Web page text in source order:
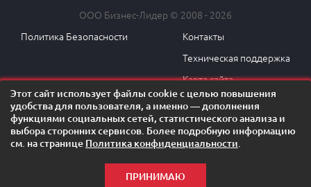
ООО Бизнес-Лидер © 2008 - 2026
Политика Безопасности
Контакты
Техническая поддержка
Карта сайта
ОСТАЛИСЬ ВОПРОСЫ?
Задать вопрос менеджеру!
Этот сайт использует файлы cookie с целью повышения
удобства для пользователя, а именно — дополнения
функциями социальных сетей, статистического анализа и
выбора сторонних сервисов. Более подробную информацию
см. на странице Политика конфиденциальности.
ПРИНИМАЮ